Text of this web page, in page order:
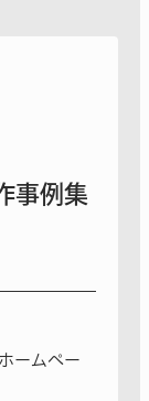
事例集
ームペー